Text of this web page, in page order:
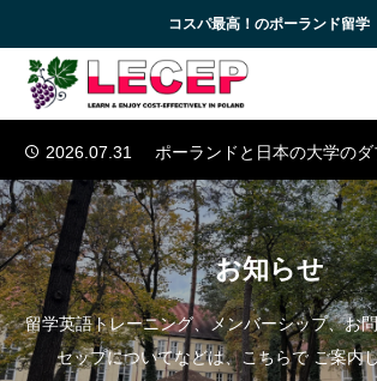
コスパ最高！のポーランド留学
2026.07.03
ウッチ工科大学の産学連携
2026.07.31
2026.07.17
『コラム』AIの時代に選ぶべ
2026.07.10
欧州の医学部への留学
2026.07.03
ウッチ工科大学の産学連携
2026.08.07
ポーランド日本情報工科大
2026.07.31
お知らせ
留学英語トレーニング、メンバーシップ、お
セップについてなどは、こちらで ご案内
ログイン
アカデミック英語トレーニング
無料会員向けコンテンツと受講生向けサイト
ブログ 一覧
受講生様専用サイト